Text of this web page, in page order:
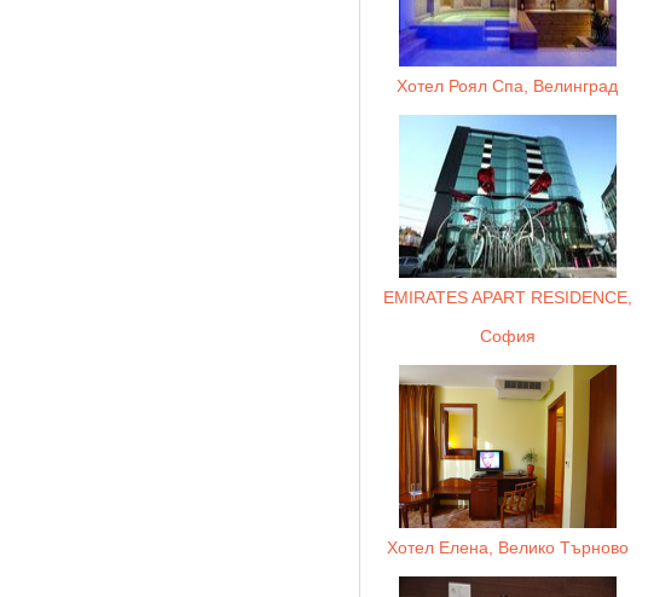
Хотел Роял Спа, Велинград
EMIRATES APART RESIDENCE,
София
Хотел Елена, Велико Търново